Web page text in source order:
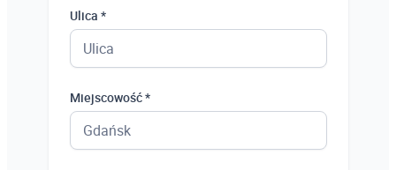
Ulica *
Miejscowość *